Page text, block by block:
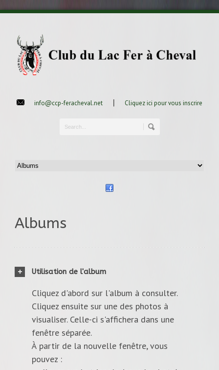
info@ccp-feracheval.net | Cliquez ici pour vous inscrire
Albums
Utilisation de l'album
Cliquez d'abord sur l'album à consulter.
Cliquez ensuite sur une des photos à
visualiser. Celle-ci s'affichera dans une
fenêtre séparée.
À partir de la nouvelle fenêtre, vous
pouvez :